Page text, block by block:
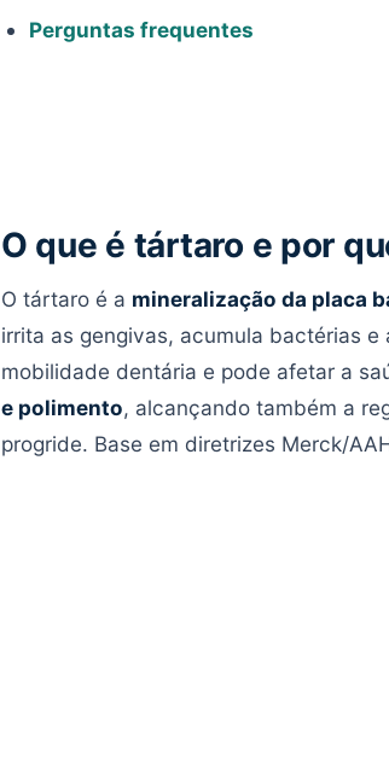
Perguntas frequentes
O que é tártaro e por
O tártaro é a mineralização da placa
irrita as gengivas, acumula bactérias e
mobilidade dentária e pode afetar a
e polimento, alcançando também a
progride. Base em diretrizes Merck/